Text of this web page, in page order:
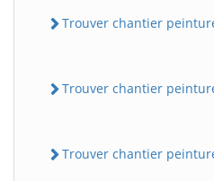
Trouver chantier
Trouver chantier
Trouver chantier